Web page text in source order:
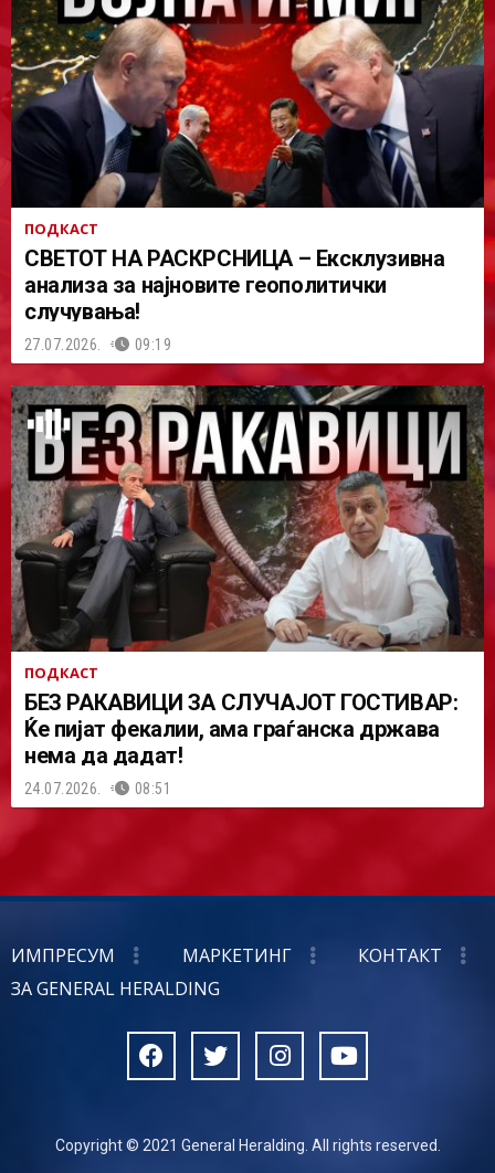
ПОДКАСТ
СВЕТОТ НА РАСКРСНИЦА – Ексклузивна
анализа за најновите геополитички
случувања!
27.07.2026. 09:19
ПОДКАСТ
БЕЗ РАКАВИЦИ ЗА СЛУЧАЈОТ ГОСТИВАР:
Ќе пијат фекалии, ама граѓанска држава
нема да дадат!
24.07.2026. 08:51
ИМПРЕСУМ МАРКЕТИНГ
КОНТАКТ
ЗА GENERAL HERALDING
Copyright © 2021 General Heralding. All rights reserved.